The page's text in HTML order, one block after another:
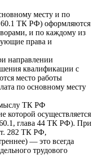
месту и по
60.1 ТК РФ) оформляются
и по каждому из
права и
направлении
квалификации с
место работы
по основному месту
ТК РФ
которой осуществляется
60.1, глава 44 ТК РФ). При
282 ТК РФ,
— это всегда
трудового